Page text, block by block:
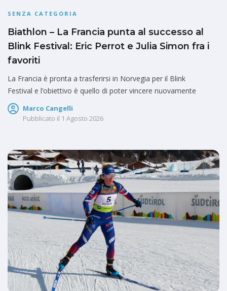
SENZA CATEGORIA
Biathlon – La Francia punta al successo al
Blink Festival: Eric Perrot e Julia Simon fra i
favoriti
La Francia è pronta a trasferirsi in Norvegia per il Blink
Festival e l’obiettivo è quello di poter vincere nuovamente
Marco Cangelli
Pubblicato il 1 Agosto 2026